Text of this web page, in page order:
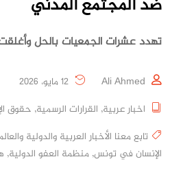
ضد المجتمع المدني
تهدد عشرات الجمعيات بالحل
Ali Ahmed
اخبار عربية, القرارات الرسمية, حقوق
تابع معنا الأخبار العربية والدولية
الإنسان في تونس, منظمة العفو الدولية,